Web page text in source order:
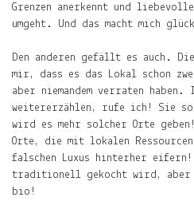
Grenzen anerkennt und
umgeht. Und das macht mich
Den anderen gefällt es auch.
mir, dass es das Lokal schon
aber niemandem verraten haben.
weitererzählen, rufe ich! Sie
wird es mehr solcher Orte
Orte, die mit lokalen Ressourcen
falschen Luxus hinterher eifern!
traditionell gekocht wird, aber
bio!